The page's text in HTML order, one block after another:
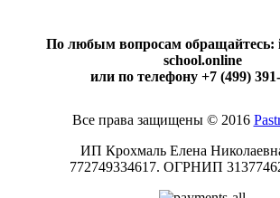
По любым вопросам обращайтесь:
school.online
или по телефону +7 (499)
Все права защищены © 2016
ИП Крохмаль Елена
772749334617. ОГРНИП